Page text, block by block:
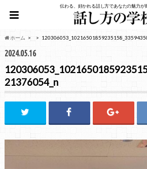
伝わる、好かれる話し方であなたの魅力が
ホーム
2024.05.16
21376054_n